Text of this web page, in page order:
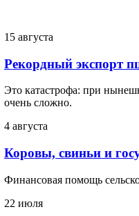
15 августа
Рекордный экспорт
Это катастрофа: при
очень сложно.
4 августа
Коровы, свиньи и
Финансовая помощь
22 июля